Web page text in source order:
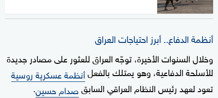
أنظمة الدفاع.. أبرز احتياجات العراق
وخلال السنوات الأخيرة، توجّه العراق للعثور على مصادر جديدة
للأسلحة الدفاعية، وهو يمتلك بالفعلأنظمة عسكرية روسية
تعود لعهد رئيس النظام العراقي السابقصدام حسين.